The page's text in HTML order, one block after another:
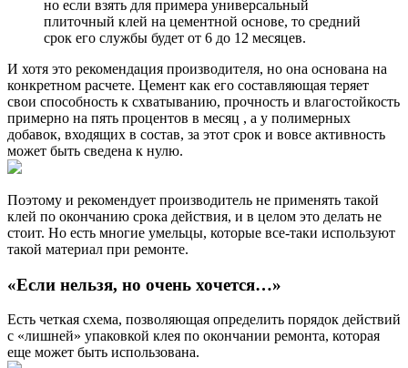
но если взять для примера универсальный
плиточный клей на цементной основе, то средний
срок его службы будет от 6 до 12 месяцев.
И хотя это рекомендация производителя, но она основана на
конкретном расчете. Цемент как его составляющая теряет
свои способность к схватыванию, прочность и влагостойкость
примерно на пять процентов в месяц , а у полимерных
добавок, входящих в состав, за этот срок и вовсе активность
может быть сведена к нулю.
Поэтому и рекомендует производитель не применять такой
клей по окончанию срока действия, и в целом это делать не
стоит. Но есть многие умельцы, которые все-таки используют
такой материал при ремонте.
«Если нельзя, но очень хочется…»
Есть четкая схема, позволяющая определить порядок действий
с «лишней» упаковкой клея по окончании ремонта, которая
еще может быть использована.